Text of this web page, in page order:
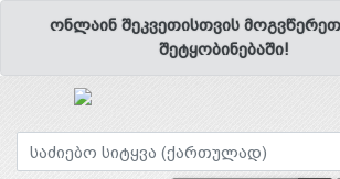
ონლაინ შეკვეთისთვის
შეტყობინებაში!